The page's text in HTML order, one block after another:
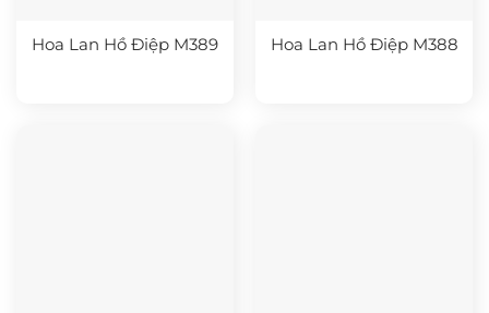
Hoa Lan Hồ Điệp M389 Hoa Lan Hồ Điệp M388